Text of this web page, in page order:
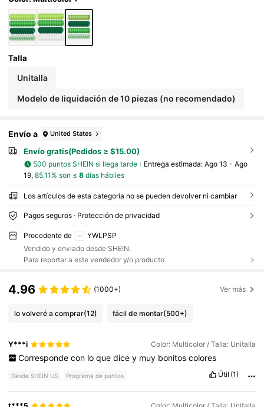
Talla
Unitalla
Modelo de liquidación de 10 piezas (no recomendado)
Envío a United States
Envío gratis(Pedidos ≥ $15.00)
500 puntos SHEIN si llega tarde Entrega estimada: Ago 13 - Ago
19, 85.11% son ≤ 8días hábiles
Los artículos de esta categoría no se pueden devolver ni cambiar
Pagos seguros · Protección de privacidad
Procedente de
YWLPSP
Vendido y enviado desde SHEIN.
Para reportar a este vendedor y/o producto
4.96 (1000+) Ver más
lo volveré a comprar(12) fácil de montar(500+)
Y***i Color: Multicolor / Talla: Unitalla
Corresponde con lo que dice y muy bonitos colores
Desde SHEIN US Programa de puntos Útil (1)